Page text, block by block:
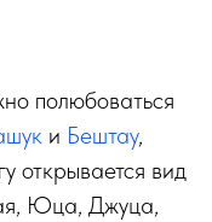
полюбоваться
и Бештау,
открывается вид
Юца, Джуца,